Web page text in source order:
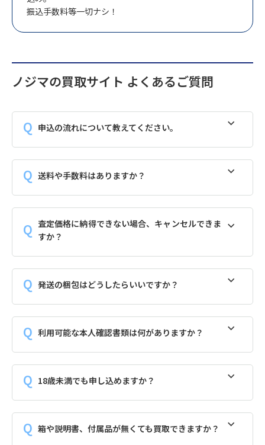
振込手数料等一切ナシ！
ノジマの買取サイト よくあるご質問
申込の流れについて教えてください。
送料や手数料はありますか？
査定価格に納得できない場合、キャンセルできま
すか？
発送の梱包はどうしたらいいですか？
利用可能な本人確認書類は何がありますか？
18歳未満でも申し込めますか？
箱や説明書、付属品が無くても買取できますか？